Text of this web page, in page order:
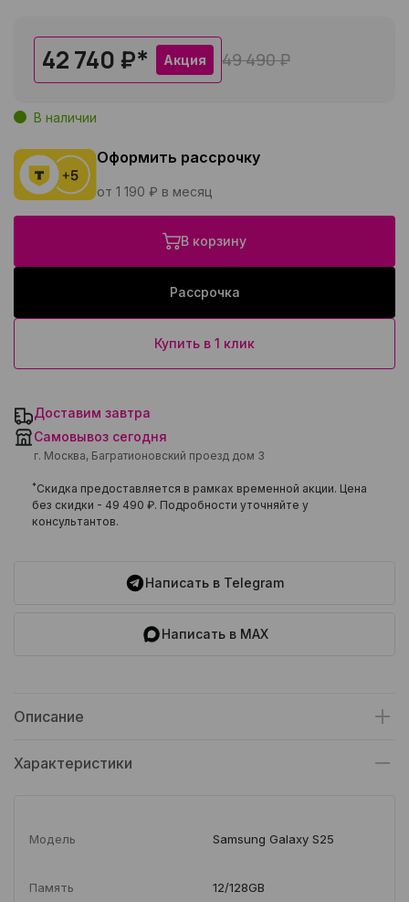
42 740 ₽* Акция 49 490 ₽
В наличии
Оформить рассрочку
от 1 190 ₽ в месяц
В корзину
Рассрочка
Купить в 1 клик
Доставим завтра
Самовывоз сегодня
г. Москва, Багратионовский проезд дом 3
*Скидка предоставляется в рамках временной акции. Цена
без скидки - 49 490 ₽. Подробности уточняйте у
консультантов.
Написать в Telegram
Написать в MAX
Описание
Характеристики
Модель Samsung Galaxy S25
Память 12/128GB